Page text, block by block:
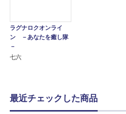
ラグナロクオンライ
ン －あなたを癒し隊
－
七六
最近チェックした商品